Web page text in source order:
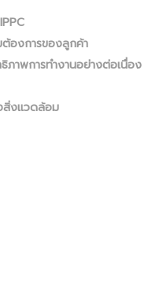
IPPC
องการของลูกค้า
ภาพการทำงานอย่างต่อเนื่อง
สิ่งแวดล้อม